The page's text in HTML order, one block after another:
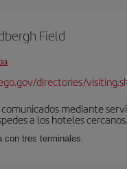
Field
directories/
mediante
a los hoteles cercanos.
con tres terminales.